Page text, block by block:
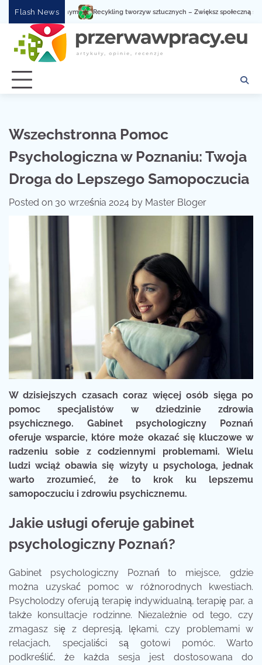
content
Flash News Recykling tworzyw sztucznych – Zwiększ społeczną
Wszechstronna Pomoc
Psychologiczna w Poznaniu: Twoja
Droga do Lepszego Samopoczucia
Posted on 30 września 2024 by Master Bloger
W dzisiejszych czasach coraz więcej osób sięga po
pomoc specjalistów w dziedzinie zdrowia
psychicznego. Gabinet psychologiczny Poznań
oferuje wsparcie, które może okazać się kluczowe w
radzeniu sobie z codziennymi problemami. Wielu
ludzi wciąż obawia się wizyty u psychologa, jednak
warto zrozumieć, że to krok ku lepszemu
samopoczuciu i zdrowiu psychicznemu.
Jakie usługi oferuje gabinet
psychologiczny Poznań?
Gabinet psychologiczny Poznań to miejsce, gdzie
można uzyskać pomoc w różnorodnych kwestiach.
Psycholodzy oferują terapię indywidualną, terapię par, a
także konsultacje rodzinne. Niezależnie od tego, czy
zmagasz się z depresją, lękami, czy problemami w
relacjach, specjaliści są gotowi pomóc. Warto
podkreślić, że każda sesja jest dostosowana do